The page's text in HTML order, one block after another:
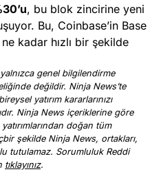
, bu blok zincirine yeni
Bu, Coinbase’in Base
kadar hızlı bir şekilde
genel bilgilendirme
değildir. Ninja News’te
yatırım kararlarınızı
Ninja News içeriklerine göre
yatırımlarından doğan tüm
şekilde Ninja News, ortakları,
tutulamaz. Sorumluluk Reddi
tıklayınız.